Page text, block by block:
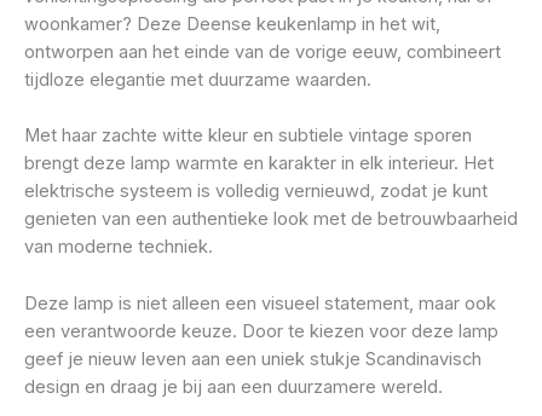
woonkamer? Deze Deense keukenlamp in het wit,
ontworpen aan het einde van de vorige eeuw, combineert
tijdloze elegantie met duurzame waarden.
Met haar zachte witte kleur en subtiele vintage sporen
brengt deze lamp warmte en karakter in elk interieur. Het
elektrische systeem is volledig vernieuwd, zodat je kunt
genieten van een authentieke look met de betrouwbaarheid
van moderne techniek.
Deze lamp is niet alleen een visueel statement, maar ook
een verantwoorde keuze. Door te kiezen voor deze lamp
geef je nieuw leven aan een uniek stukje Scandinavisch
design en draag je bij aan een duurzamere wereld.